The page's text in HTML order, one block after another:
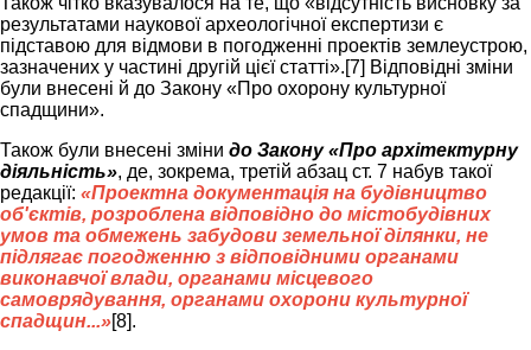
результатами наукової археологічної експертизи є
підставою для відмови в погодженні проектів землеустрою,
зазначених у частині другій цієї статті».[7] Відповідні зміни
були внесені й до Закону «Про охорону культурної
спадщини».
Також були внесені зміни до Закону «Про архітектурну
діяльність», де, зокрема, третій абзац ст. 7 набув такої
редакції: «Проектна документація на будівництво
об'єктів, розроблена відповідно до містобудівних
умов та обмежень забудови земельної ділянки, не
підлягає погодженню з відповідними органами
виконавчої влади, органами місцевого
самоврядування, органами охорони культурної
спадщин...»[8].